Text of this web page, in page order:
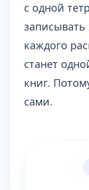
с одной
записывать
каждого
станет
книг.
сами.